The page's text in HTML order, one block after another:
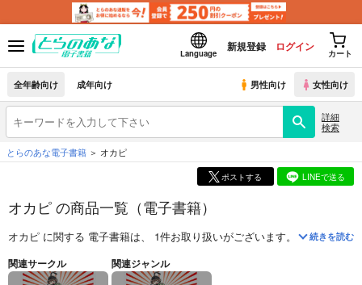
Language
新規登録 ログイン
カート
全年齢向け 成年向け 男性向け 女性向け
詳細
検索
とらのあな電子書籍 オカピ
ポストする LINEで送る
オカピ の商品一覧（電子書籍）
オカピ に関する 電子書籍は、 1件お取り扱いがございます。「僕が考え
続きを読む
関連サークル 関連ジャンル